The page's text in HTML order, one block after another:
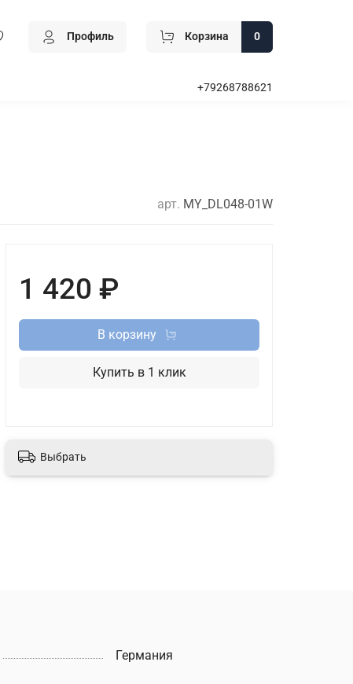
Профиль Корзина 0
+79268788621
арт. MY_DL048-01W
1 420 ₽
В корзину
Купить в 1 клик
Выбрать
Германия